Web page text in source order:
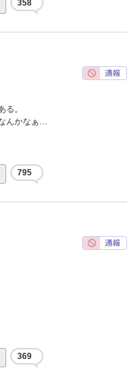
358
る。
んかなぁ…
795
369